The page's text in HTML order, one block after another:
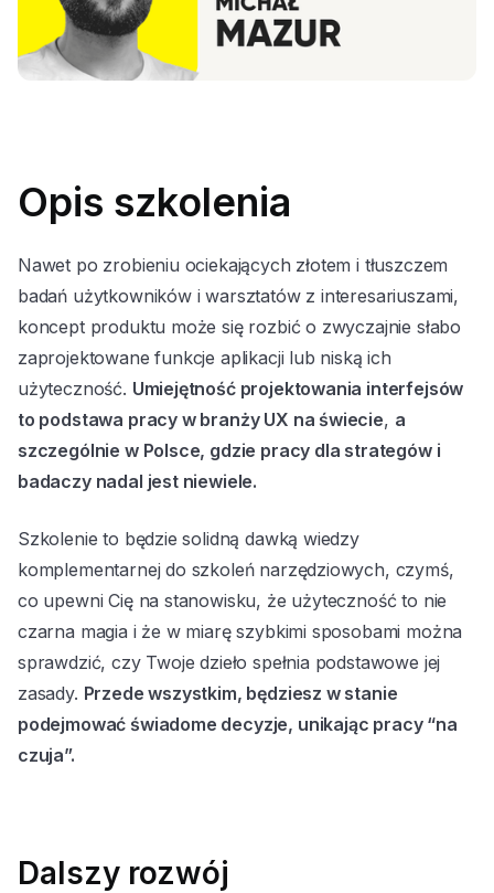
Opis szkolenia
Nawet po zrobieniu ociekających złotem i tłuszczem
badań użytkowników i warsztatów z interesariuszami,
koncept produktu może się rozbić o zwyczajnie słabo
zaprojektowane funkcje aplikacji lub niską ich
użyteczność. Umiejętność projektowania interfejsów
to podstawa pracy w branży UX na świecie, a
szczególnie w Polsce, gdzie pracy dla strategów i
badaczy nadal jest niewiele.
Szkolenie to będzie solidną dawką wiedzy
komplementarnej do szkoleń narzędziowych, czymś,
co upewni Cię na stanowisku, że użyteczność to nie
czarna magia i że w miarę szybkimi sposobami można
sprawdzić, czy Twoje dzieło spełnia podstawowe jej
zasady. Przede wszystkim, będziesz w stanie
podejmować świadome decyzje, unikając pracy “na
czuja”.
Dalszy rozwój